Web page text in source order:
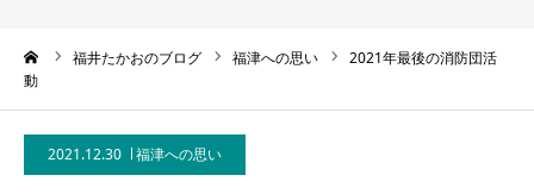
福井たかおのブログ 福津への思い
2021年最後の消防団活
動
2021.12.30 福津への思い